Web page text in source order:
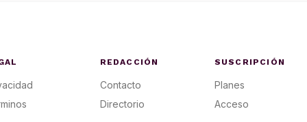
REDACCIÓN
Contacto
Directorio
SUSCRIPCIÓN
Planes
Acceso